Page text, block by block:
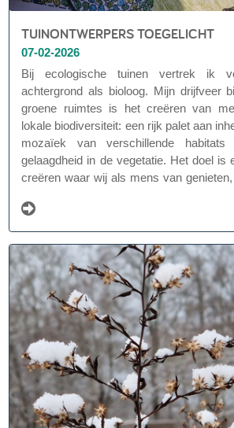
TUINONTWERPERS TOEGELICHT
07-02-2026
Bij ecologische tuinen vertrek ik
achtergrond als bioloog. Mijn drijfveer
groene ruimtes is het creëren van
lokale biodiversiteit: een rijk palet aan
mozaïek van verschillende
gelaagdheid in de vegetatie. Het doel is
creëren waar wij als mens van
natuur. Zo kan elke natuurlijke tuin een
binnen een groter groen netwerk.